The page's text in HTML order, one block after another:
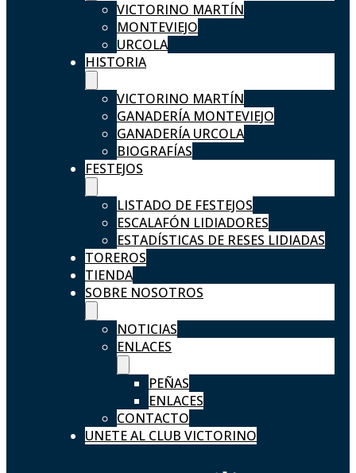
VICTORINO MARTÍN
MONTEVIEJO
URCOLA
HISTORIA
VICTORINO MARTÍN
GANADERÍA MONTEVIEJO
GANADERÍA URCOLA
BIOGRAFÍAS
FESTEJOS
LISTADO DE FESTEJOS
ESCALAFÓN LIDIADORES
ESTADÍSTICAS DE RESES LIDIADAS
TOREROS
TIENDA
SOBRE NOSOTROS
NOTICIAS
ENLACES
PEÑAS
ENLACES
CONTACTO
UNETE AL CLUB VICTORINO